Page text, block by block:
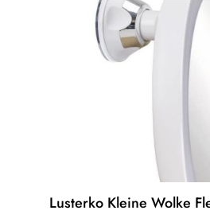
Lusterko Kleine Wolke